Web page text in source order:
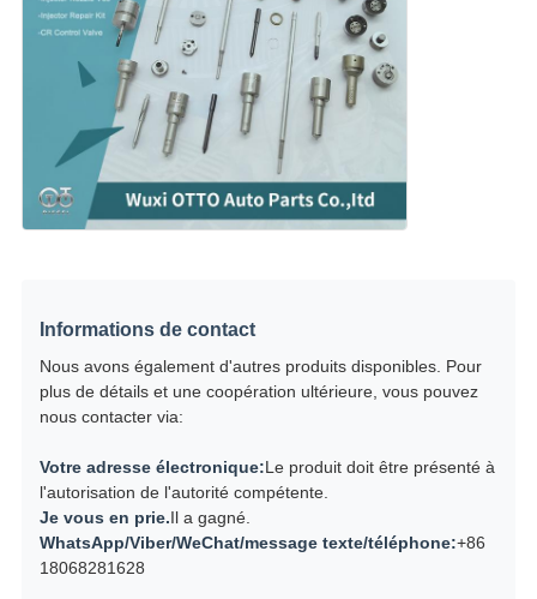
Informations de contact
Nous avons également d'autres produits disponibles. Pour
plus de détails et une coopération ultérieure, vous pouvez
nous contacter via:
Votre adresse électronique:Le produit doit être présenté à
l'autorisation de l'autorité compétente.
Je vous en prie.Il a gagné.
WhatsApp/Viber/WeChat/message texte/téléphone:+86
18068281628